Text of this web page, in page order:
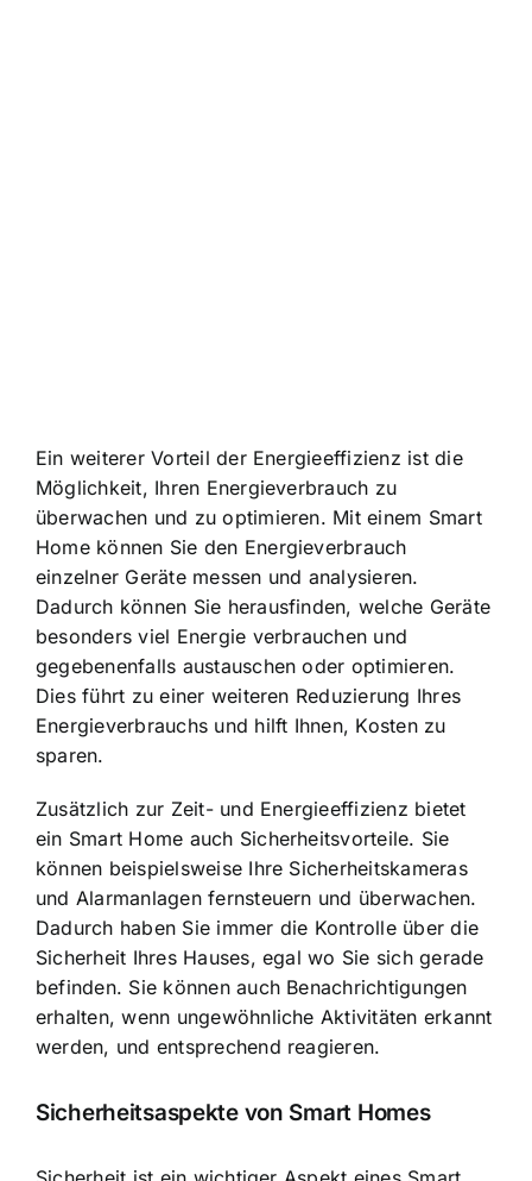
Ein weiterer Vorteil der Energieeffizienz ist die
Möglichkeit, Ihren Energieverbrauch zu
überwachen und zu optimieren. Mit einem Smart
Home können Sie den Energieverbrauch
einzelner Geräte messen und analysieren.
Dadurch können Sie herausfinden, welche Geräte
besonders viel Energie verbrauchen und
gegebenenfalls austauschen oder optimieren.
Dies führt zu einer weiteren Reduzierung Ihres
Energieverbrauchs und hilft Ihnen, Kosten zu
sparen.
Zusätzlich zur Zeit- und Energieeffizienz bietet
ein Smart Home auch Sicherheitsvorteile. Sie
können beispielsweise Ihre Sicherheitskameras
und Alarmanlagen fernsteuern und überwachen.
Dadurch haben Sie immer die Kontrolle über die
Sicherheit Ihres Hauses, egal wo Sie sich gerade
befinden. Sie können auch Benachrichtigungen
erhalten, wenn ungewöhnliche Aktivitäten erkannt
werden, und entsprechend reagieren.
Sicherheitsaspekte von Smart Homes